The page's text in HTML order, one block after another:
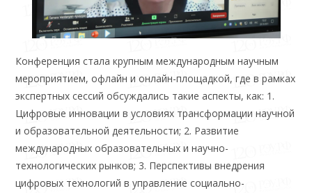
Конференция стала крупным международным научным
мероприятием, офлайн и онлайн-площадкой, где в рамках
экспертных сессий обсуждались такие аспекты, как: 1.
Цифровые инновации в условиях трансформации научной
и образовательной деятельности; 2. Развитие
международных образовательных и научно-
технологических рынков; 3. Перспективы внедрения
цифровых технологий в управление социально-